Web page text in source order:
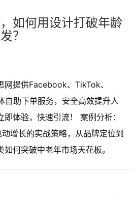
如何用设计打破年龄
？
网提供Facebook、TikTok、
自助下单服务，安全高效提升人
体验，快速引流！ 案例分析：
增长的实战策略，从品牌定位到
何突破中老年市场天花板。